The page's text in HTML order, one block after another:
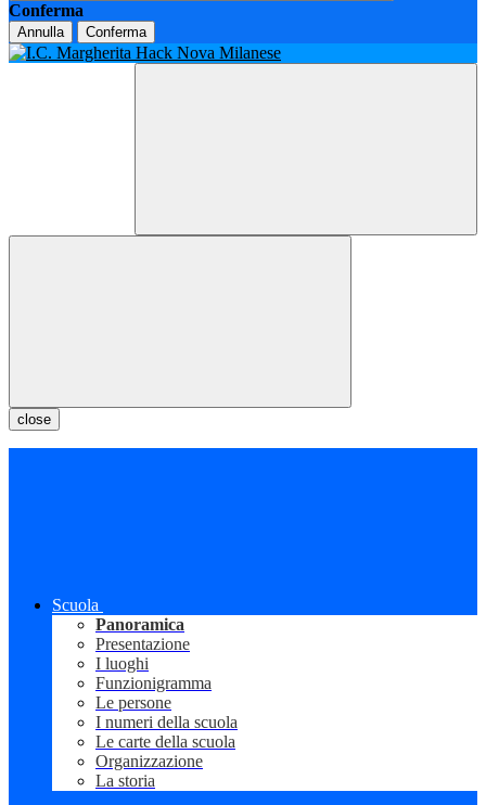
Conferma
Annulla Conferma
close
Scuola
Panoramica
Presentazione
I luoghi
Funzionigramma
Le persone
I numeri della scuola
Le carte della scuola
Organizzazione
La storia